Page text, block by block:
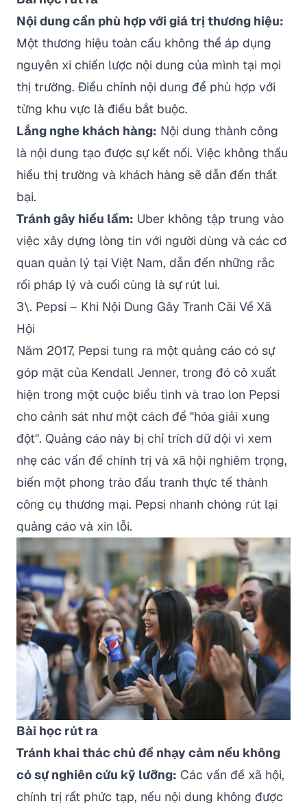
Nội dung cần phù hợp với giá trị thương hiệu:
Một thương hiệu toàn cầu không thể áp dụng
nguyên xi chiến lược nội dung của mình tại mọi
thị trường. Điều chỉnh nội dung để phù hợp với
từng khu vực là điều bắt buộc.
Lắng nghe khách hàng: Nội dung thành công
là nội dung tạo được sự kết nối. Việc không thấu
hiểu thị trường và khách hàng sẽ dẫn đến thất
bại.
Tránh gây hiểu lầm: Uber không tập trung vào
việc xây dựng lòng tin với người dùng và các cơ
quan quản lý tại Việt Nam, dẫn đến những rắc
rối pháp lý và cuối cùng là sự rút lui.
3\. Pepsi – Khi Nội Dung Gây Tranh Cãi Về Xã
Hội
Năm 2017, Pepsi tung ra một quảng cáo có sự
góp mặt của Kendall Jenner, trong đó cô xuất
hiện trong một cuộc biểu tình và trao lon Pepsi
cho cảnh sát như một cách để "hóa giải xung
đột". Quảng cáo này bị chỉ trích dữ dội vì xem
nhẹ các vấn đề chính trị và xã hội nghiêm trọng,
biến một phong trào đấu tranh thực tế thành
công cụ thương mại. Pepsi nhanh chóng rút lại
quảng cáo và xin lỗi.
Bài học rút ra
Tránh khai thác chủ đề nhạy cảm nếu không
có sự nghiên cứu kỹ lưỡng: Các vấn đề xã hội,
chính trị rất phức tạp, nếu nội dung không được